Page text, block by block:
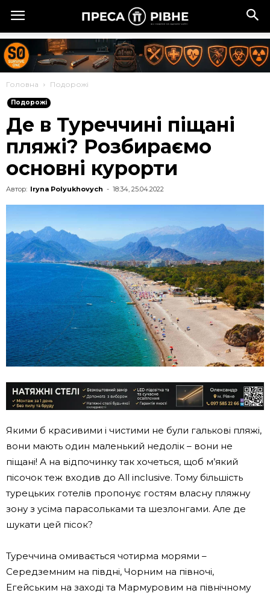
Головна Подорожі
Подорожі
Де в Туреччині піщані
пляжі? Розбираємо
основні курорти
Автор: Iryna Polyukhovych - 18:34, 25.04.2022
Якими б красивими і чистими не були галькові пляжі,
вони мають один маленький недолік – вони не
піщані! А на відпочинку так хочеться, щоб м’який
пісочок теж входив до All inclusive. Тому більшість
турецьких готелів пропонує гостям власну пляжну
зону з усіма парасольками та шезлонгами. Але де
шукати цей пісок?
Туреччина омивається чотирма морями –
Середземним на півдні, Чорним на півночі,
Егейським на заході та Мармуровим на північному